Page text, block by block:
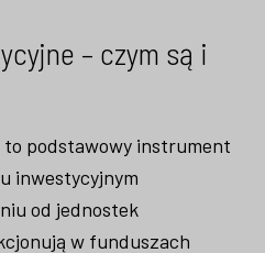
– czym są i
podstawowy instrument
inwestycyjnym
od jednostek
w funduszach